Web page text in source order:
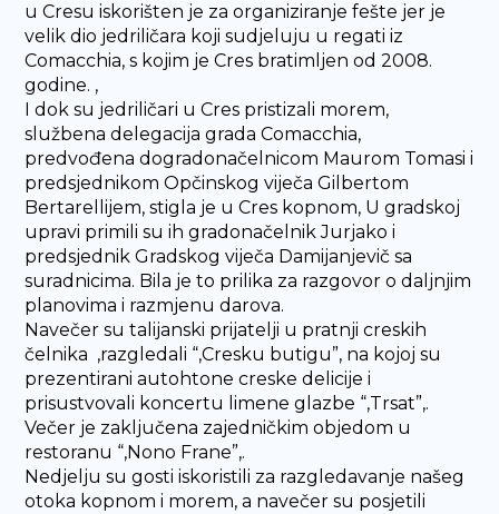
u Cresu iskorišten je za organiziranje fešte jer je
velik dio jedriličara koji sudjeluju u regati iz
Comacchia, s kojim je Cres bratimljen od 2008.
godine. ,
I dok su jedriličari u Cres pristizali morem,
službena delegacija grada Comacchia,
predvođena dogradonačelnicom Maurom Tomasi i
predsjednikom Opčinskog viječa Gilbertom
Bertarellijem, stigla je u Cres kopnom, U gradskoj
upravi primili su ih gradonačelnik Jurjako i
predsjednik Gradskog viječa Damijanjevič sa
suradnicima. Bila je to prilika za razgovor o daljnjim
planovima i razmjenu darova.
Navečer su talijanski prijatelji u pratnji creskih
čelnika ,razgledali “,Cresku butigu”, na kojoj su
prezentirani autohtone creske delicije i
prisustvovali koncertu limene glazbe “,Trsat”,.
Večer je zaključena zajedničkim objedom u
restoranu “,Nono Frane”,.
Nedjelju su gosti iskoristili za razgledavanje našeg
otoka kopnom i morem, a navečer su posjetili